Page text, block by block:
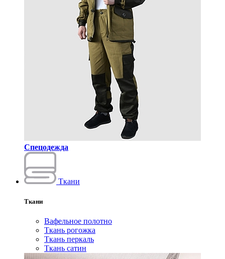
Спецодежда
Ткани
Ткани
Вафельное полотно
Ткань рогожка
Ткань перкаль
Ткань сатин